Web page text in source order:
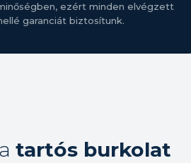
ezért minden elvégzett
garanciát biztosítunk.
tartós burkolat